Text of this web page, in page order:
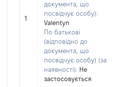
1
документа, що
посвідчує особу):
Valentyn
По батькові
(відповідно до
документа, що
посвідчує особу) (за
наявності): Не
застосовується